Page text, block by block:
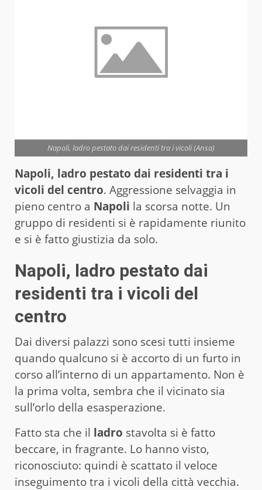
Napoli, ladro pestato dai residenti tra i vicoli (Ansa)
Napoli, ladro pestato dai residenti tra i
vicoli del centro. Aggressione selvaggia in
pieno centro a Napoli la scorsa notte. Un
gruppo di residenti si è rapidamente riunito
e si è fatto giustizia da solo.
Napoli, ladro pestato dai
residenti tra i vicoli del
centro
Dai diversi palazzi sono scesi tutti insieme
quando qualcuno si è accorto di un furto in
corso all’interno di un appartamento. Non è
la prima volta, sembra che il vicinato sia
sull’orlo della esasperazione.
Fatto sta che il ladro stavolta si è fatto
beccare, in fragrante. Lo hanno visto,
riconosciuto: quindi è scattato il veloce
inseguimento tra i vicoli della città vecchia.